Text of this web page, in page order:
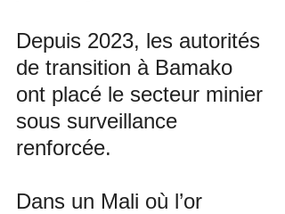
Depuis 2023, les autorités
de transition à Bamako
ont placé le secteur minier
sous surveillance
renforcée.
Dans un Mali où l’or